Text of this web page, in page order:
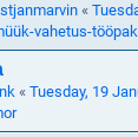
«
vahetus-
« Tuesday, 19